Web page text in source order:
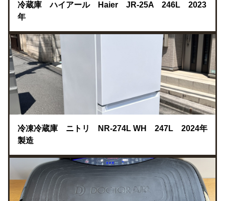
冷蔵庫 ハイアール Haier JR-25A 246L 2023
年
冷凍冷蔵庫 ニトリ NR-274L WH 247L 2024年
製造